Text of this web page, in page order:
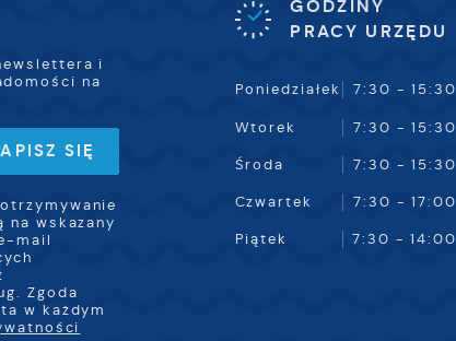
i
na
na wskazany
mail
Zgoda
w każdym
GODZINY
PRACY URZĘDU
Poniedziałek 7:30 - 15:30
Wtorek 7:30 - 15:30
Środa 7:30 - 15:30
Czwartek 7:30 - 17:00
Piątek 7:30 - 14:00